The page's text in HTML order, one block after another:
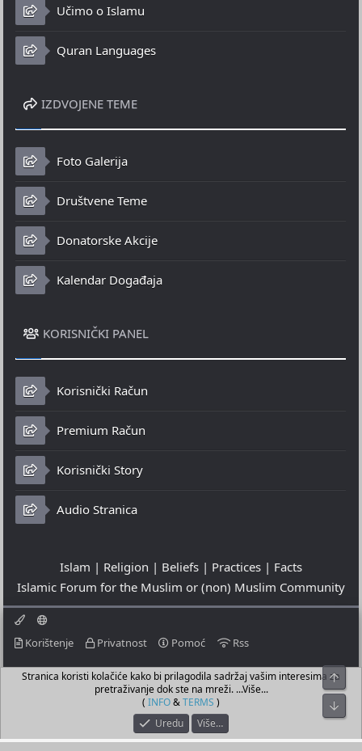
Učimo o Islamu
Quran Languages
IZDVOJENE TEME
Foto Galerija
Društvene Teme
Donatorske Akcije
Kalendar Događaja
KORISNIČKI PANEL
Korisnički Račun
Premium Račun
Korisnički Story
Audio Stranica
Islam | Religion | Beliefs | Practices | Facts
Islamic Forum for the Muslim or (non) Muslim Community
Korištenje Privatnost Pomoć Rss
© 2023 - 08-08-2026
© Islamic Community Platform ®
Stranica koristi kolačiće kako bi prilagodila sadržaj vašim interesima za
pretraživanje dok ste na mreži. ...Više...
( INFO&TERMS )
Uredu
Više…
Top